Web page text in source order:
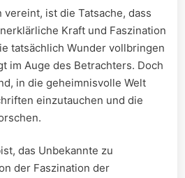
vereint, ⁢ist die Tatsache, dass⁤
Kraft und⁢ Faszination
tatsächlich⁣ Wunder​ vollbringen
im Auge des Betrachters. Doch
in‍ die geheimnisvolle Welt
einzutauchen und ⁢die
das Unbekannte zu
der Faszination der